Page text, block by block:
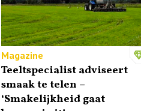
Magazine
Teeltspecialist adviseert
smaak te telen –
‘Smakelijkheid gaat